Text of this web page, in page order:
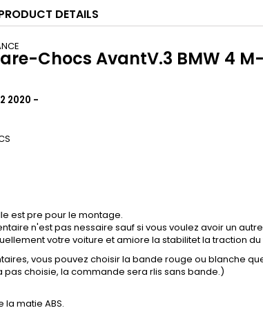
DETAILS
Chocs AvantV.3 BMW 4
2020 -
est pre pour le montage.
n'est pas nessaire sauf si vous voulez avoir un
votre voiture et amiore la stabilitet la traction du
vous pouvez choisir la bande rouge ou blanche
pas choisie, la commande sera rlis sans bande.)
la matie ABS.